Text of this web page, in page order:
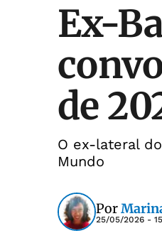
Ex-
de
O ex-lateral
Mundo
Por
25/05/2026 -